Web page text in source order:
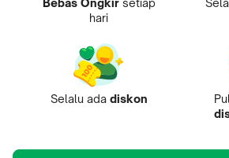
Bebas Ongkir setiap
hari
Selalu ada diskon